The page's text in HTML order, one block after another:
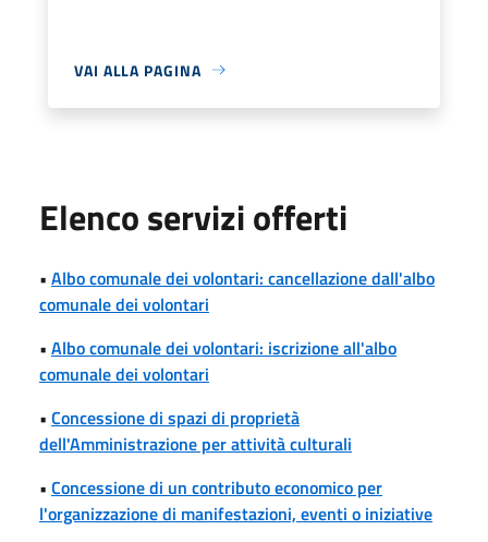
VAI ALLA PAGINA
Elenco servizi offerti
• Albo comunale dei volontari: cancellazione dall'albo
comunale dei volontari
• Albo comunale dei volontari: iscrizione all'albo
comunale dei volontari
• Concessione di spazi di proprietà
dell'Amministrazione per attività culturali
• Concessione di un contributo economico per
l'organizzazione di manifestazioni, eventi o iniziative